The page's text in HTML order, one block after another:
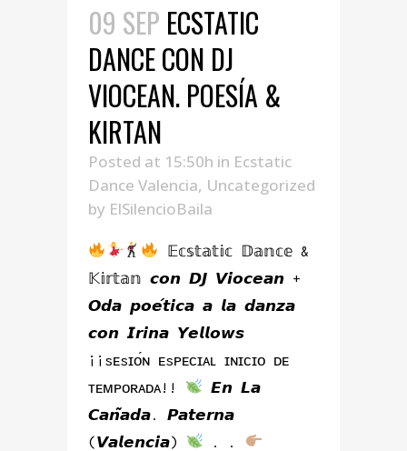
09 SEP ECSTATIC
DANCE CON DJ
VIOCEAN. POESÍA &
KIRTAN
Posted at 15:50h in Ecstatic
Dance Valencia, Uncategorized
by ElSilencioBaila
𝔼𝕔𝕤𝕥𝕒𝕥𝕚𝕔 𝔻𝕒𝕟𝕔𝕖 &
𝕂𝕚𝕣𝕥𝕒𝕟 𝙘𝙤𝙣 𝘿𝙅 𝙑𝙞𝙤𝙘𝙚𝙖𝙣 +
𝙊𝙙𝙖 𝙥𝙤𝙚́𝙩𝙞𝙘𝙖 𝙖 𝙡𝙖 𝙙𝙖𝙣𝙯𝙖
𝙘𝙤𝙣 𝙄𝙧𝙞𝙣𝙖 𝙔𝙚𝙡𝙡𝙤𝙬𝙨
¡¡sᴇsɪᴏ́ɴ ᴇsᴘᴇᴄɪᴀʟ ɪɴɪᴄɪᴏ ᴅᴇ
ᴛᴇᴍᴘᴏʀᴀᴅᴀ!!
𝙀𝙣 𝙇𝙖
𝘾𝙖𝙣̃𝙖𝙙𝙖. 𝙋𝙖𝙩𝙚𝙧𝙣𝙖
(𝙑𝙖𝙡𝙚𝙣𝙘𝙞𝙖)